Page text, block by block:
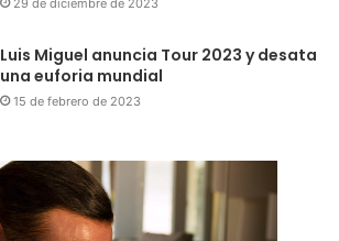
29 de diciembre de 2023
Luis Miguel anuncia Tour 2023 y desata
una euforia mundial
15 de febrero de 2023